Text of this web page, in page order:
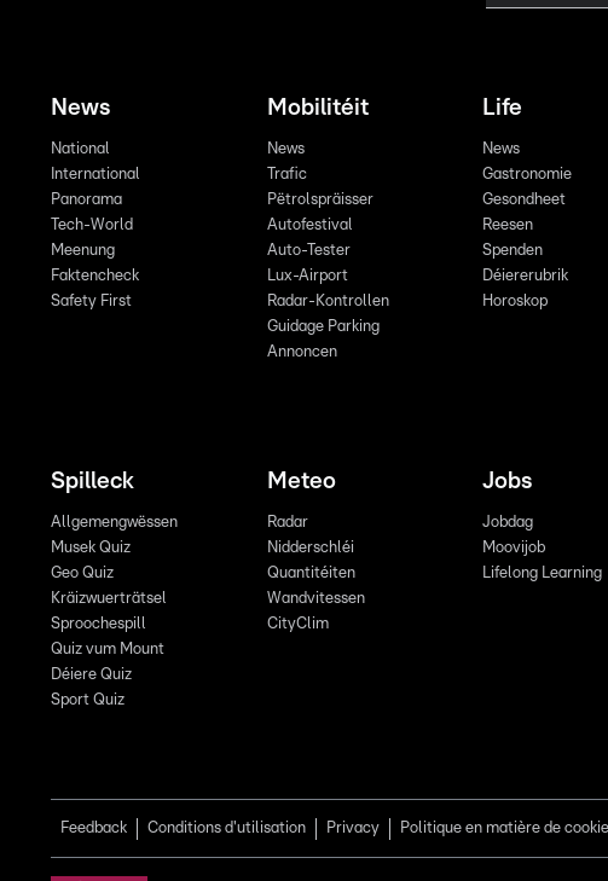
News
National
International
Panorama
Tech-World
Meenung
Faktencheck
Safety First
Mobilitéit
News
Trafic
Pëtrolspräisser
Autofestival
Auto-Tester
Lux-Airport
Radar-Kontrollen
Guidage Parking
Annoncen
Life
News
Gastronomie
Gesondheet
Reesen
Spenden
Déiererubrik
Horoskop
Spilleck
Allgemengwëssen
Musek Quiz
Geo Quiz
Kräizwuerträtsel
Sproochespill
Quiz vum Mount
Déiere Quiz
Sport Quiz
Meteo
Radar
Nidderschléi
Quantitéiten
Wandvitessen
CityClim
Jobs
Jobdag
Moovijob
Lifelong Learning
Feedback Conditions d'utilisation Privacy Politique en matière de